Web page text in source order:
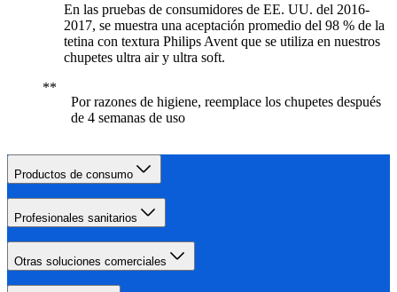
En las pruebas de consumidores de EE. UU. del 2016-
2017, se muestra una aceptación promedio del 98 % de la
tetina con textura Philips Avent que se utiliza en nuestros
chupetes ultra air y ultra soft.
Por razones de higiene, reemplace los chupetes después
de 4 semanas de uso
Productos de consumo
Profesionales sanitarios
Otras soluciones comerciales